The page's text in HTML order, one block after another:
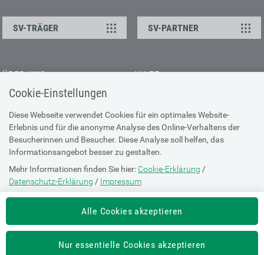
Cookie-Einstellungen
Diese Webseite verwendet Cookies für ein optimales Website-
Erlebnis und für die anonyme Analyse des Online-Verhaltens der
Besucherinnen und Besucher. Diese Analyse soll helfen, das
Informationsangebot besser zu gestalten.
Mehr Informationen finden Sie hier: Cookie-Erklärung /
Datenschutz-Erklärung / Impressum
Die Einstellung können Sie jederzeit auf der Seite "Cookie-Erklärung"
Alle Cookies akzeptieren
Nur essentielle Cookies akzeptieren
SV-TRÄGER SV-PARTNER
ÜBER UNS
Kontakt
Offene Stellen
Presse
HILFE
Browser-Info & Sicherheit
Hilfe zur Suche
Technische Unterstützung
DATENSCHUTZ
Cookie-Erklärung
Datenschutz-Erklärung
Impressum
Nutzungsbestimmungen